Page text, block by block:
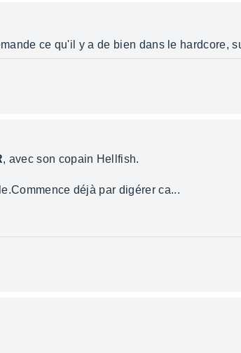
ce qu'il y a de bien dans le hardcore,
, avec son copain Hellfish.
déjà par digérer ca...